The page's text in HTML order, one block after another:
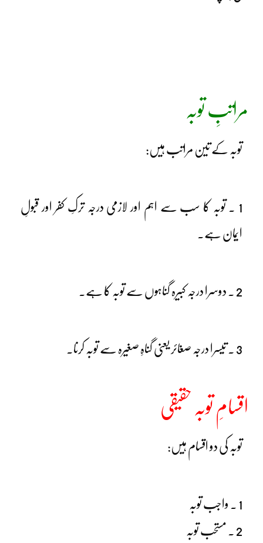
مراتبِ توبہ
توبہ کے تین مراتب ہیں:
1 ۔ توبہ کا سب سے اہم اور لازمی درجہ ترکِ کفر اور قبولِ
ایمان ہے۔
2 ۔ دوسرا درجہ کبیرہ گناہوں سے توبہ کا ہے۔
3 ۔ تیسرا درجہ صغائر یعنی گناہِ صغیرہ سے توبہ کرنا۔
اقسامِ توبہ حقیقی
توبہ کی دو اقسام ہیں:
1 ۔ واجب توبہ
2 ۔ مستحب توبہ